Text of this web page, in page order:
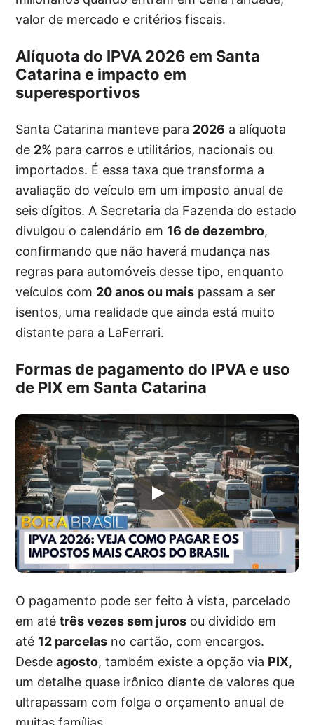
valor de mercado e critérios fiscais.
Alíquota do IPVA 2026 em Santa
Catarina e impacto em
superesportivos
Santa Catarina manteve para 2026 a alíquota
de 2% para carros e utilitários, nacionais ou
importados. É essa taxa que transforma a
avaliação do veículo em um imposto anual de
seis dígitos. A Secretaria da Fazenda do estado
divulgou o calendário em 16 de dezembro,
confirmando que não haverá mudança nas
regras para automóveis desse tipo, enquanto
veículos com 20 anos ou mais passam a ser
isentos, uma realidade que ainda está muito
distante para a LaFerrari.
Formas de pagamento do IPVA e uso
de PIX em Santa Catarina
O pagamento pode ser feito à vista, parcelado
em atétrês vezes sem juros ou dividido em
até 12 parcelas no cartão, com encargos.
Desdeagosto, também existe a opção via PIX,
um detalhe quase irônico diante de valores que
ultrapassam com folga o orçamento anual de